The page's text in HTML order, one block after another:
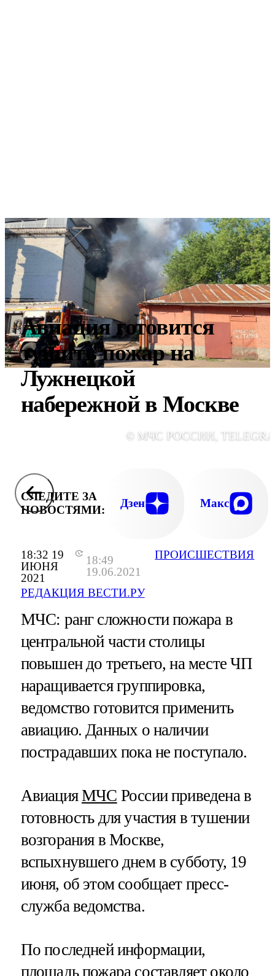
18:32 19
ИЮНЯ
2021
18:49
19.06.2021
РЕДАКЦИЯ ВЕСТИ.РУ
ПРОИСШЕСТВИЯ
Авиация готовится
тушить пожар на
Лужнецкой
набережной в Москве
© МЧС РОССИИ,
СЛЕДИТЕ ЗА
НОВОСТЯМИ:
Дзен Макс
МЧС: ранг сложности пожара в
центральной части столицы
повышен до третьего, на месте ЧП
наращивается группировка,
ведомство готовится применить
авиацию. Данных о наличии
пострадавших пока не поступало.
АвиацияМЧС России приведена в
готовность для участия в тушении
возгорания в Москве,
вспыхнувшего днем в субботу, 19
июня, об этом сообщает пресс-
служба ведомства.
По последней информации,
площадь пожара составляет около